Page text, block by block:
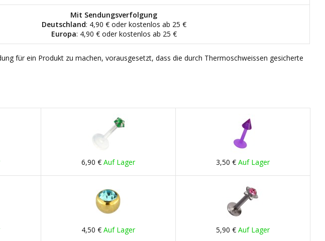
Mit Sendungsverfolgung
Deutschland: 4,90 € oder kostenlos ab 25 €
Europa: 4,90 € oder kostenlos ab 25 €
für ein Produkt zu machen, vorausgesetzt, dass die durch Thermoschweissen gesicherte
6,90 € Auf Lager 3,50 € Auf Lager
4,50 € Auf Lager 5,90 € Auf Lager